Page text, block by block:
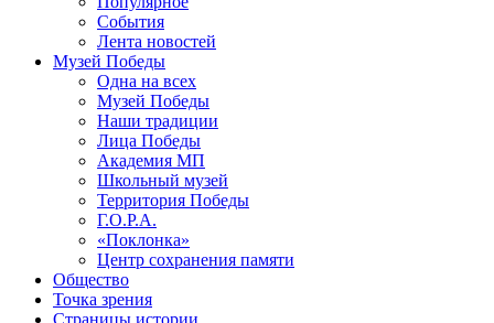
События
Лента новостей
Музей Победы
Одна на всех
Музей Победы
Наши традиции
Лица Победы
Академия МП
Школьный музей
Территория Победы
Г.О.Р.А.
«Поклонка»
Центр сохранения памяти
Общество
Точка зрения
Страницы истории